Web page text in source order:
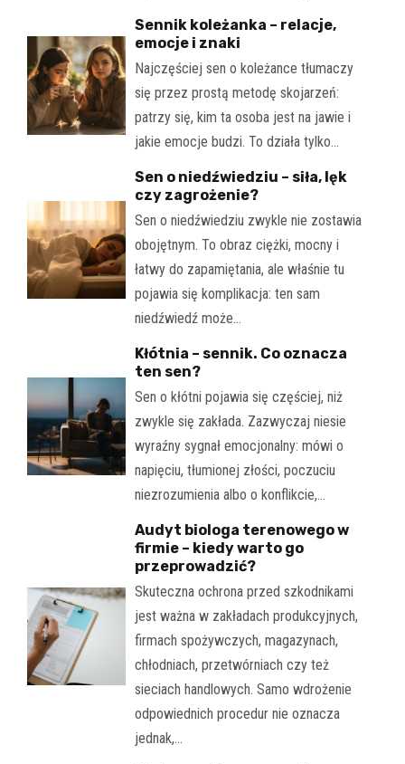
Sennik koleżanka – relacje,
emocje i znaki
Najczęściej sen o koleżance tłumaczy
się przez prostą metodę skojarzeń:
patrzy się, kim ta osoba jest na jawie i
jakie emocje budzi. To działa tylko…
Sen o niedźwiedziu – siła, lęk
czy zagrożenie?
Sen o niedźwiedziu zwykle nie zostawia
obojętnym. To obraz ciężki, mocny i
łatwy do zapamiętania, ale właśnie tu
pojawia się komplikacja: ten sam
niedźwiedź może…
Kłótnia – sennik. Co oznacza
ten sen?
Sen o kłótni pojawia się częściej, niż
zwykle się zakłada. Zazwyczaj niesie
wyraźny sygnał emocjonalny: mówi o
napięciu, tłumionej złości, poczuciu
niezrozumienia albo o konflikcie,…
Audyt biologa terenowego w
firmie – kiedy warto go
przeprowadzić?
Skuteczna ochrona przed szkodnikami
jest ważna w zakładach produkcyjnych,
firmach spożywczych, magazynach,
chłodniach, przetwórniach czy też
sieciach handlowych. Samo wdrożenie
odpowiednich procedur nie oznacza
jednak,…